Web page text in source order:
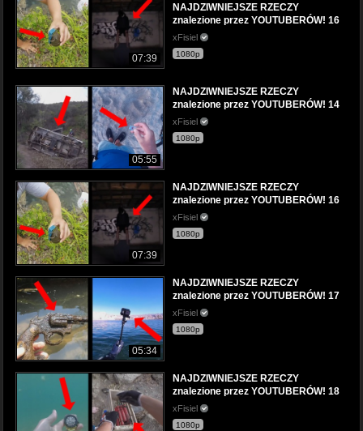
07:39
NAJDZIWNIEJSZE RZECZY
znalezione przez YOUTUBERÓW! 16
xFisiel
1080p
05:55
NAJDZIWNIEJSZE RZECZY
znalezione przez YOUTUBERÓW! 14
xFisiel
1080p
07:39
NAJDZIWNIEJSZE RZECZY
znalezione przez YOUTUBERÓW! 16
xFisiel
1080p
05:34
NAJDZIWNIEJSZE RZECZY
znalezione przez YOUTUBERÓW! 17
xFisiel
1080p
NAJDZIWNIEJSZE RZECZY
znalezione przez YOUTUBERÓW! 18
xFisiel
1080p